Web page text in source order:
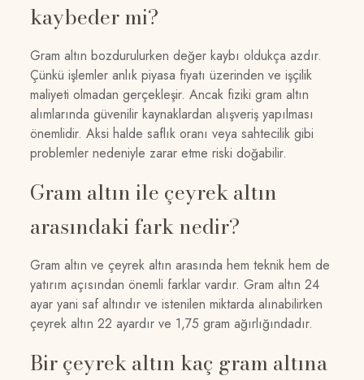
kaybeder mi?
Gram altın bozdurulurken değer kaybı oldukça azdır.
Çünkü işlemler anlık piyasa fiyatı üzerinden ve işçilik
maliyeti olmadan gerçekleşir. Ancak fiziki gram altın
alımlarında güvenilir kaynaklardan alışveriş yapılması
önemlidir. Aksi halde saflık oranı veya sahtecilik gibi
problemler nedeniyle zarar etme riski doğabilir.
Gram altın ile çeyrek altın
arasındaki fark nedir?
Gram altın ve çeyrek altın arasında hem teknik hem de
yatırım açısından önemli farklar vardır. Gram altın 24
ayar yani saf altındır ve istenilen miktarda alınabilirken
çeyrek altın 22 ayardır ve 1,75 gram ağırlığındadır.
Bir çeyrek altın kaç gram altına